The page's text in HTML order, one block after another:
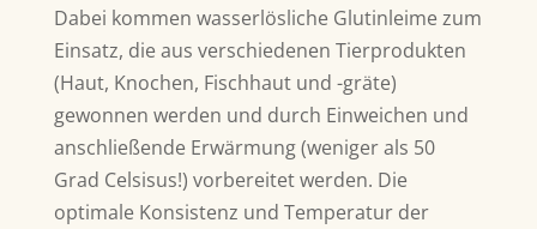
Dabei kommen wasserlösliche Glutinleime zum
Einsatz, die aus verschiedenen Tierprodukten
(Haut, Knochen, Fischhaut und -gräte)
gewonnen werden und durch Einweichen und
anschließende Erwärmung (weniger als 50
Grad Celsisus!) vorbereitet werden. Die
optimale Konsistenz und Temperatur der